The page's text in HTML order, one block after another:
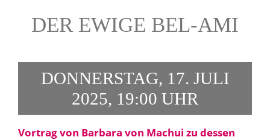
DER EWIGE BEL-AMI
DONNERSTAG, 17. JULI
2025, 19:00 UHR
Vortrag von Barbara von Machui zu dessen